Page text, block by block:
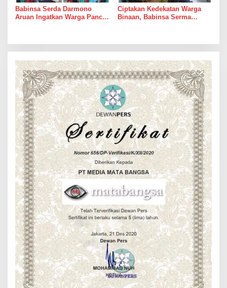
Babinsa Serda Darmono
Aruan Ingatkan Warga Pancur
Ciptakan Kedekatan Warga
Binaan, Babinsa Serma